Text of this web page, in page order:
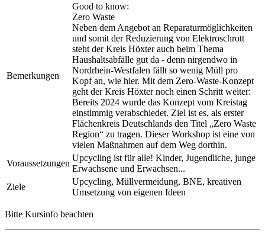
Bemerkungen
Good to know:
Zero Waste
Neben dem Angebot an Reparaturmöglichkeiten
und somit der Reduzierung von Elektroschrott
steht der Kreis Höxter auch beim Thema
Haushaltsabfälle gut da - denn nirgendwo in
Nordrhein-Westfalen fällt so wenig Müll pro
Kopf an, wie hier. Mit dem Zero-Waste-Konzept
geht der Kreis Höxter noch einen Schritt weiter:
Bereits 2024 wurde das Konzept vom Kreistag
einstimmig verabschiedet. Ziel ist es, als erster
Flächenkreis Deutschlands den Titel „Zero Waste
Region“ zu tragen. Dieser Workshop ist eine von
vielen Maßnahmen auf dem Weg dorthin.
Voraussetzungen
Upcycling ist für alle! Kinder, Jugendliche, junge
Erwachsene und Erwachsen...
Ziele
Upcycling, Müllvermeidung, BNE, kreativen
Umsetzung von eigenen Ideen
Bitte Kursinfo beachten